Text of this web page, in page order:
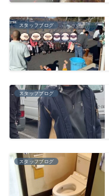
スタッフブログ
スタッフブログ
スタッフブログ